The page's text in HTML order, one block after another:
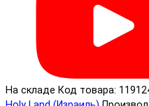
На складе Код товара: